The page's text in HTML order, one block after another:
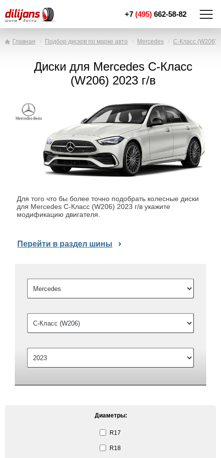
+7 (495) 662-58-82
Главная Подбор дисков по марке авто Mercedes C-Класс (W206)
Диски для Mercedes C-Класс
(W206) 2023 г/в
Для того что бы более точно подобрать колесные диски
для Mercedes C-Класс (W206) 2023 г/в укажите
модификацию двигателя.
Перейти в раздел шины
Диаметры:
R17
R18